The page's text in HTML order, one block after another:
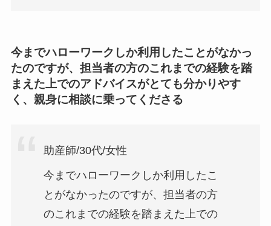
今までハローワークしか利用したことがなかっ
たのですが、担当者の方のこれまでの経験を踏
まえた上でのアドバイスがとても分かりやす
く、親身に相談に乗ってくださる
助産師/30代/女性
今までハローワークしか利用したこ
とがなかったのですが、担当者の方
のこれまでの経験を踏まえた上での